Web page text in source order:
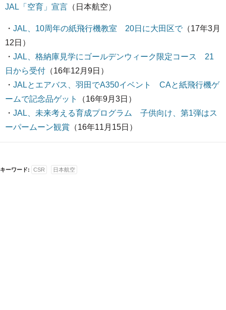
JAL「空育」宣言 （日本航空）
・ JAL、10周年の紙飛行機教室 20日に大田区で（17年3月
12日）
・ JAL、格納庫見学にゴールデンウィーク限定コース 21
日から受付 （16年12月9日）
・ JALとエアバス、羽田でA350イベント CAと紙飛行機ゲ
ームで記念品ゲット
（16年9月3日）
・ JAL、未来考える育成プログラム 子供向け、第1弾はス
ーパームーン観賞 （16年11月15日）
キーワード: CSR 日本航空